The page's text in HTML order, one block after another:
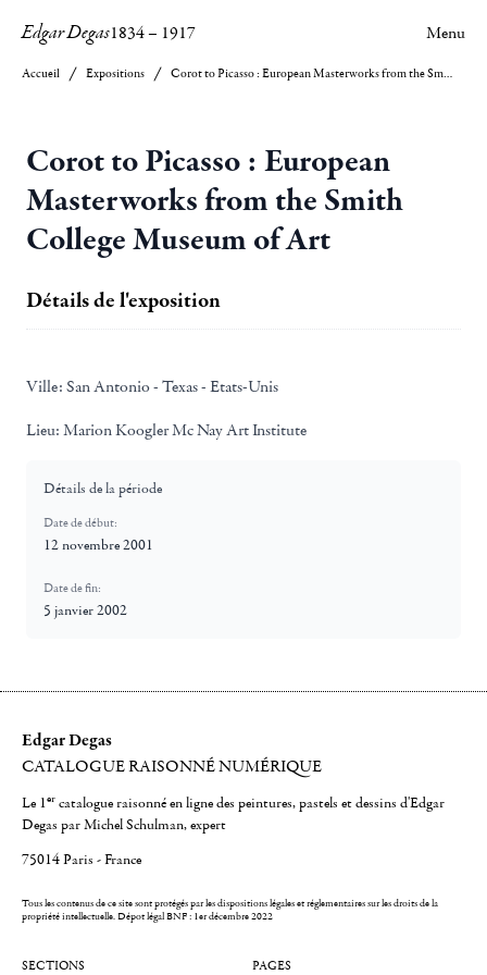
Edgar Degas1834– 1917 Menu
Accueil Expositions Corot to Picasso : European Masterworks from the Smith College Museum of Art
Corot to Picasso : European
Masterworks from the Smith
College Museum of Art
Détails de l'exposition
Ville: San Antonio - Texas - Etats-Unis
Lieu: Marion Koogler Mc Nay Art Institute
Détails de la période
Date de début:
12 novembre 2001
Date de fin:
5 janvier 2002
Edgar Degas
CATALOGUE RAISONNÉ NUMÉRIQUE
Le 1er catalogue raisonné en ligne des peintures, pastels et dessins d'Edgar
Degas par Michel Schulman, expert
75014 Paris - France
Tous les contenus de ce site sont protégés par les dispositions légales et réglementaires sur les droits de la
propriété intellectuelle.Dépot légal BNF : 1er décembre 2022
SECTIONS PAGES